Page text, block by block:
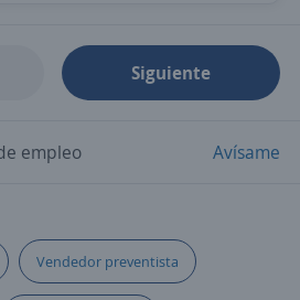
Siguiente
empleo Avísame
Vendedor preventista